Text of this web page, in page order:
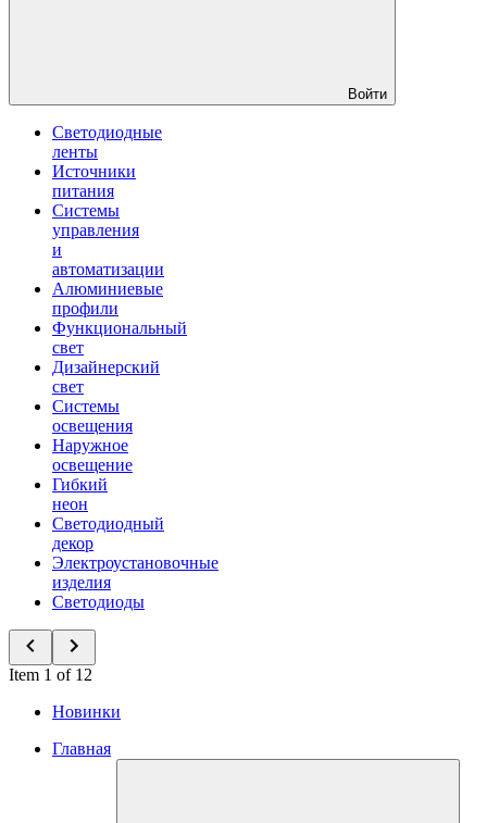
Войти
Светодиодные
ленты
Источники
питания
Системы
управления
и
автоматизации
Алюминиевые
профили
Функциональный
свет
Дизайнерский
свет
Системы
освещения
Наружное
освещение
Гибкий
неон
Светодиодный
декор
Электроустановочные
изделия
Светодиоды
Item 1 of 12
Новинки
Главная